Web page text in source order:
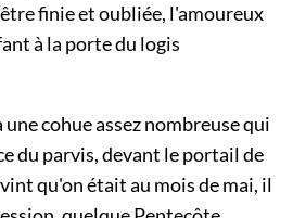
finie et oubliée, l'amoureux
à la porte du logis
cohue assez nombreuse qui
du parvis, devant le portail de
qu'on était au mois de mai, il